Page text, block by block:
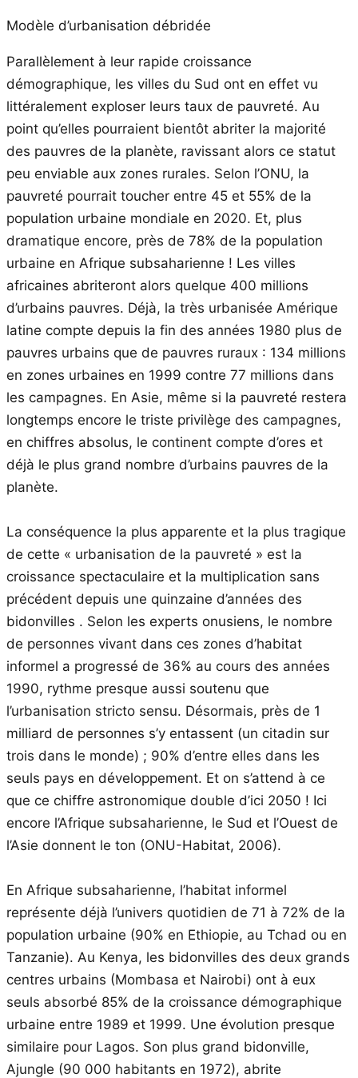
Modèle d’urbanisation débridée
Parallèlement à leur rapide croissance
démographique, les villes du Sud ont en effet vu
littéralement exploser leurs taux de pauvreté. Au
point qu’elles pourraient bientôt abriter la majorité
des pauvres de la planète, ravissant alors ce statut
peu enviable aux zones rurales. Selon l’ONU, la
pauvreté pourrait toucher entre 45 et 55% de la
population urbaine mondiale en 2020. Et, plus
dramatique encore, près de 78% de la population
urbaine en Afrique subsaharienne ! Les villes
africaines abriteront alors quelque 400 millions
d’urbains pauvres. Déjà, la très urbanisée Amérique
latine compte depuis la fin des années 1980 plus de
pauvres urbains que de pauvres ruraux : 134 millions
en zones urbaines en 1999 contre 77 millions dans
les campagnes. En Asie, même si la pauvreté restera
longtemps encore le triste privilège des campagnes,
en chiffres absolus, le continent compte d’ores et
déjà le plus grand nombre d’urbains pauvres de la
planète.
La conséquence la plus apparente et la plus tragique
de cette « urbanisation de la pauvreté » est la
croissance spectaculaire et la multiplication sans
précédent depuis une quinzaine d’années des
bidonvilles . Selon les experts onusiens, le nombre
de personnes vivant dans ces zones d’habitat
informel a progressé de 36% au cours des années
1990, rythme presque aussi soutenu que
l’urbanisation stricto sensu. Désormais, près de 1
milliard de personnes s’y entassent (un citadin sur
trois dans le monde) ; 90% d’entre elles dans les
seuls pays en développement. Et on s’attend à ce
que ce chiffre astronomique double d’ici 2050 ! Ici
encore l’Afrique subsaharienne, le Sud et l’Ouest de
l’Asie donnent le ton (ONU-Habitat, 2006).
En Afrique subsaharienne, l’habitat informel
représente déjà l’univers quotidien de 71 à 72% de la
population urbaine (90% en Ethiopie, au Tchad ou en
Tanzanie). Au Kenya, les bidonvilles des deux grands
centres urbains (Mombasa et Nairobi) ont à eux
seuls absorbé 85% de la croissance démographique
urbaine entre 1989 et 1999. Une évolution presque
similaire pour Lagos. Son plus grand bidonville,
Ajungle (90 000 habitants en 1972), abrite